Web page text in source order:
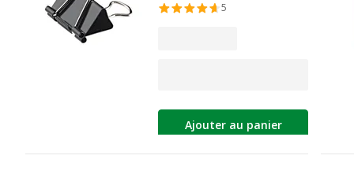
5
Ajouter au panier